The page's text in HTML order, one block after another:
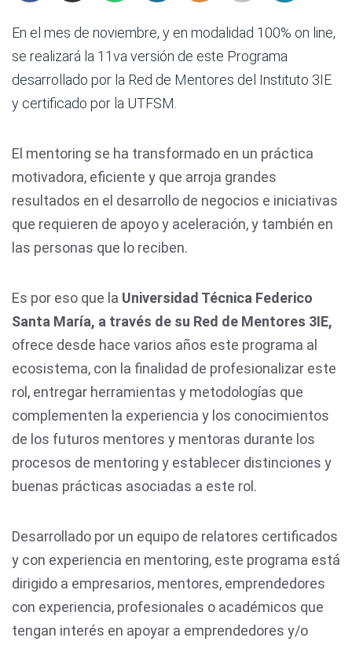
En el mes de noviembre, y en modalidad 100% on line,
se realizará la 11va versión de este Programa
desarrollado por la Red de Mentores del Instituto 3IE
y certificado por la UTFSM.
El mentoring se ha transformado en un práctica
motivadora, eficiente y que arroja grandes
resultados en el desarrollo de negocios e iniciativas
que requieren de apoyo y aceleración, y también en
las personas que lo reciben.
Es por eso que la Universidad Técnica Federico
Santa María, a través de su Red de Mentores 3IE,
ofrece desde hace varios años este programa al
ecosistema, con la finalidad de profesionalizar este
rol, entregar herramientas y metodologías que
complementen la experiencia y los conocimientos
de los futuros mentores y mentoras durante los
procesos de mentoring y establecer distinciones y
buenas prácticas asociadas a este rol.
Desarrollado por un equipo de relatores certificados
y con experiencia en mentoring, este programa está
dirigido a empresarios, mentores, emprendedores
con experiencia, profesionales o académicos que
tengan interés en apoyar a emprendedores y/o